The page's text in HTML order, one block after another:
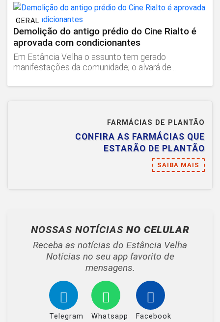
GERAL
Demolição do antigo prédio do Cine Rialto é
aprovada com condicionantes
Em Estância Velha o assunto tem gerado
manifestações da comunidade; o alvará de...
FARMÁCIAS DE PLANTÃO
CONFIRA AS FARMÁCIAS QUE
ESTARÃO DE PLANTÃO
SAIBA MAIS
NOSSAS NOTÍCIAS NO CELULAR
Receba as notícias do Estância Velha
Notícias no seu app favorito de
mensagens.
Telegram Whatsapp Facebook